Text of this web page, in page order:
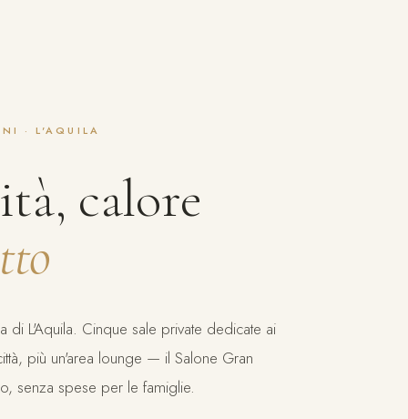
· L'AQUILA
calore
di L'Aquila. Cinque sale private dedicate ai
più un'area lounge — il Salone Gran
senza spese per le famiglie.